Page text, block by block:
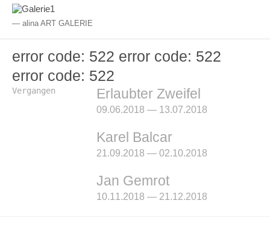
alina ART GALERIE
error code: 522 error code: 522
error code: 522
Vergangen Erlaubter Zweifel
09.06.2018 — 13.07.2018
Karel Balcar
21.09.2018 — 02.10.2018
Jan Gemrot
10.11.2018 — 21.12.2018